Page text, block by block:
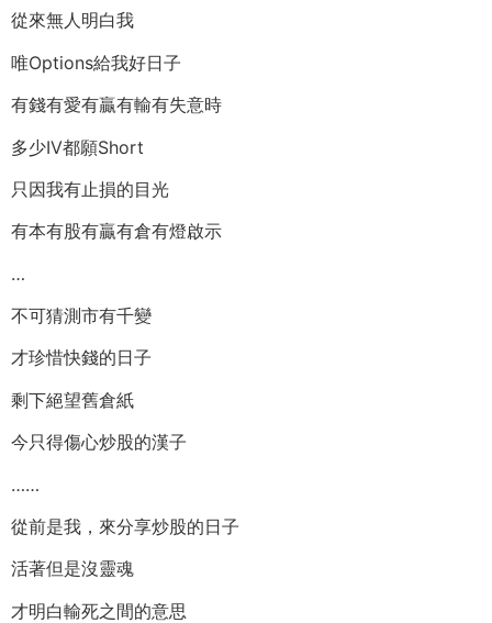
從來無人明白我
唯Options給我好日子
有錢有愛有贏有輸有失意時
多少IV都願Short
只因我有止損的目光
有本有股有贏有倉有燈啟示
…
不可猜測市有千變
才珍惜快錢的日子
剩下絕望舊倉紙
今只得傷心炒股的漢子
……
從前是我，來分享炒股的日子
活著但是沒靈魂
才明白輸死之間的意思